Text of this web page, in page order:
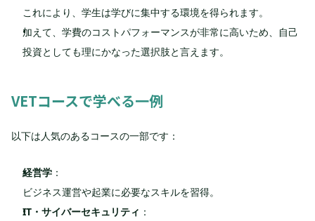
これにより、学生は学びに集中する環境を得られます。
加えて、学費のコストパフォーマンスが非常に高いため、自己
投資としても理にかなった選択肢と言えます。
VETコースで学べる一例
以下は人気のあるコースの一部です：
経営学 ：
ビジネス運営や起業に必要なスキルを習得。
IT・サイバーセキュリティ ：